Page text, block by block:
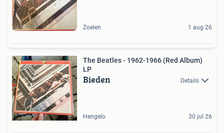
Zoelen 1 aug 26
The Beatles - 1962-1966 (Red Album)
LP
Bieden Details
Hengelo 30 jul 26